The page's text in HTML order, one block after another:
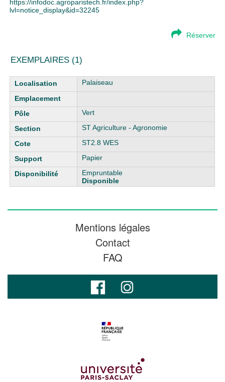
https://infodoc.agroparistech.fr/index.php?
lvl=notice_display&id=32245
Réserver
EXEMPLAIRES (1)
Liste des exemplaires Palaiseau
Vert
ST Agriculture - Agronomie
ST2.8 WES
Papier
Empruntable
Disponible
Mentions légales
Contact
FAQ